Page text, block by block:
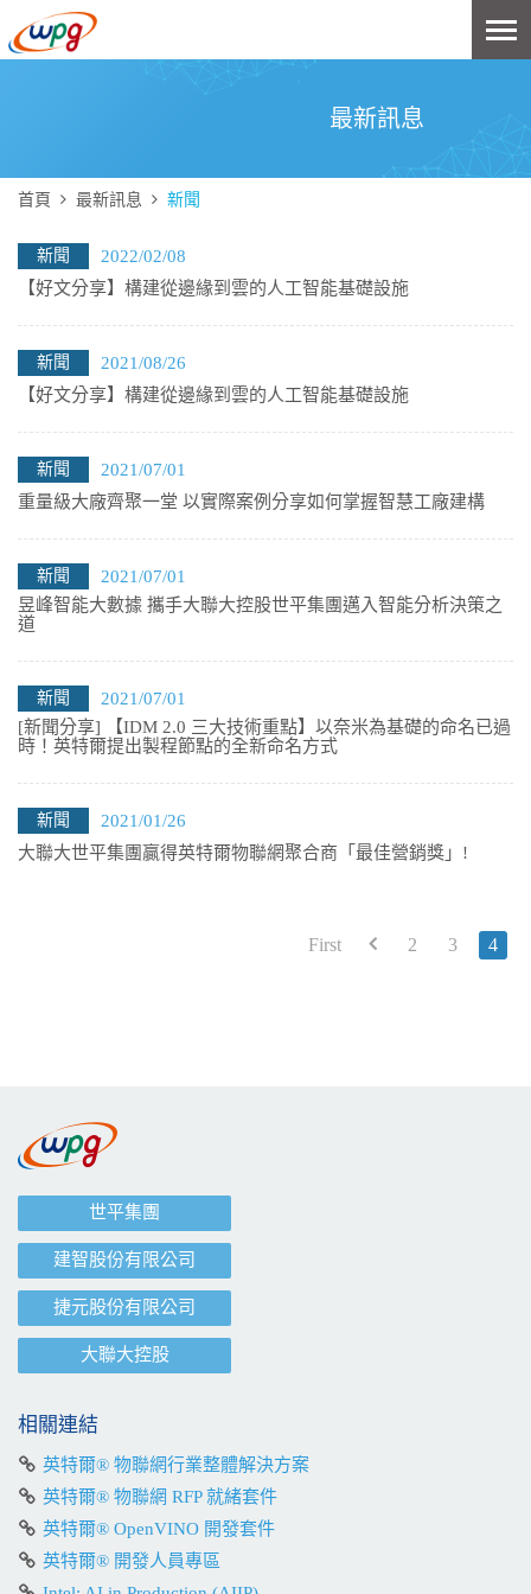
最新訊息
首頁 最新訊息 新聞
2022/02/08
新聞
【好文分享】構建從邊緣到雲的人工智能基礎設施
2021/08/26
新聞
【好文分享】構建從邊緣到雲的人工智能基礎設施
2021/07/01
新聞
重量級大廠齊聚一堂 以實際案例分享如何掌握智慧工廠建構
2021/07/01
新聞
昱峰智能大數據 攜手大聯大控股世平集團邁入智能分析決策之
道
2021/07/01
新聞
[新聞分享] 【IDM 2.0 三大技術重點】以奈米為基礎的命名已過
時！英特爾提出製程節點的全新命名方式
2021/01/26
新聞
大聯大世平集團贏得英特爾物聯網聚合商「最佳營銷獎」!
First 2 3 4
世平集團
建智股份有限公司
捷元股份有限公司
大聯大控股
相關連結
英特爾® 物聯網行業整體解決方案
英特爾® 物聯網 RFP 就緒套件
英特爾® OpenVINO 開發套件
英特爾® 開發人員專區